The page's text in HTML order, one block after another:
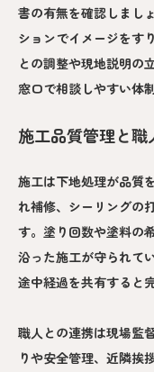
書の有無を確認しまし
ションでイメージをす
との調整や現地説明の
窓口で相談しやすい体
施工品質管理と職
施工は下地処理が品質
れ補修、シーリングの
す。塗り回数や塗料の
沿った施工が守られて
途中経過を共有すると
職人との連携は現場監
りや安全管理、近隣挨